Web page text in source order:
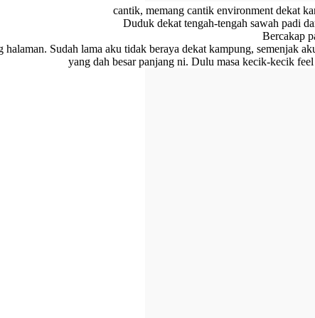
cantik, memang cantik environment dekat
Duduk dekat tengah-tengah sawah padi
Bercakap
Sudah lama aku tidak beraya dekat kampung, semenjak
yang dah besar panjang ni. Dulu masa kecik-kecik